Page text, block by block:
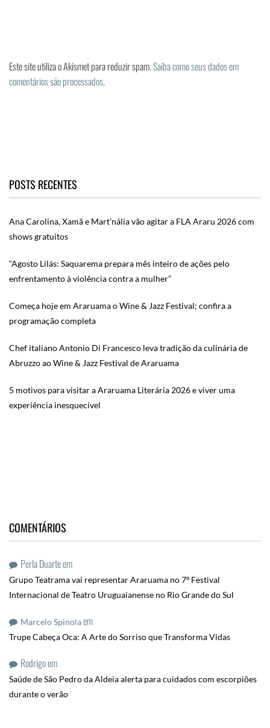
Este site utiliza o Akismet para reduzir spam.Saiba como seus dados em
comentários são processados.
POSTS RECENTES
Ana Carolina, Xamã e Mart’nália vão agitar a FLA Araru 2026 com
shows gratuitos
“Agosto Lilás: Saquarema prepara mês inteiro de ações pelo
enfrentamento à violência contra a mulher”
Começa hoje em Araruama o Wine & Jazz Festival; confira a
programação completa
Chef italiano Antonio Di Francesco leva tradição da culinária de
Abruzzo ao Wine & Jazz Festival de Araruama
5 motivos para visitar a Araruama Literária 2026 e viver uma
experiência inesquecível
COMENTÁRIOS
Perla Duarteem
Grupo Teatrama vai representar Araruama no 7º Festival
Internacional de Teatro Uruguaianense no Rio Grande do Sul
Marcelo Spinolaem
Trupe Cabeça Oca: A Arte do Sorriso que Transforma Vidas
Rodrigoem
Saúde de São Pedro da Aldeia alerta para cuidados com escorpiões
durante o verão